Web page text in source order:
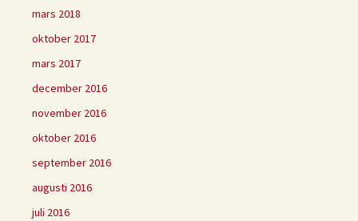
mars 2018
oktober 2017
mars 2017
december 2016
november 2016
oktober 2016
september 2016
augusti 2016
juli 2016